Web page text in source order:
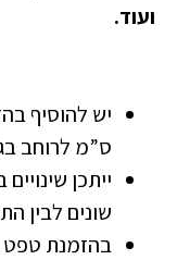
ועוד.
ס”מ לרוחב
ייתכן
שונים לבין